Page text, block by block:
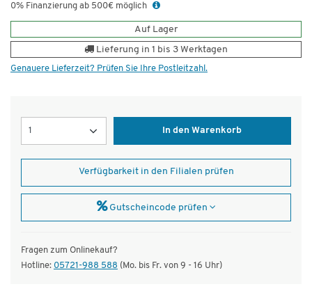
0% Finanzierung ab 500€ möglich
Auf Lager
Lieferung in 1 bis 3 Werktagen
Genauere Lieferzeit? Prüfen Sie Ihre Postleitzahl.
In den Warenkorb
Verfügbarkeit in den Filialen prüfen
Gutscheincode prüfen
Fragen zum Onlinekauf?
Hotline: 05721-988 588 (Mo. bis Fr. von 9 - 16 Uhr)